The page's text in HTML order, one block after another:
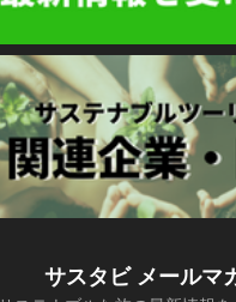
サスタビ メールマ